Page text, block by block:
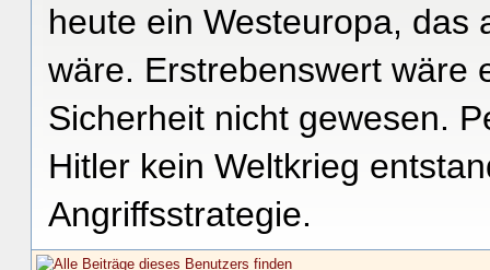
heute ein Westeuropa, das
wäre. Erstrebenswert wäre
Sicherheit nicht gewesen.
Hitler kein Weltkrieg
Angriffsstrategie.